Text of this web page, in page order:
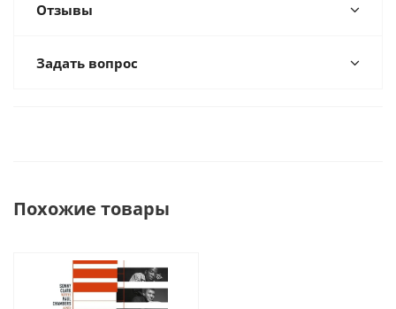
Отзывы
Задать вопрос
Похожие товары